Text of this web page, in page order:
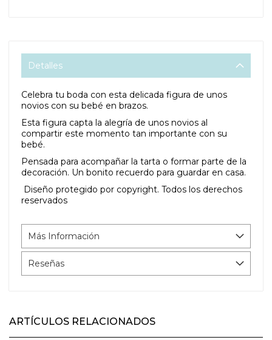
Detalles
Celebra tu boda con esta delicada figura de unos
novios con su bebé en brazos.
Esta figura capta la alegría de unos novios al
compartir este momento tan importante con su
bebé.
Pensada para acompañar la tarta o formar parte de la
decoración. Un bonito recuerdo para guardar en casa.
Diseño protegido por copyright. Todos los derechos
reservados
Más Información
Reseñas
ARTÍCULOS RELACIONADOS